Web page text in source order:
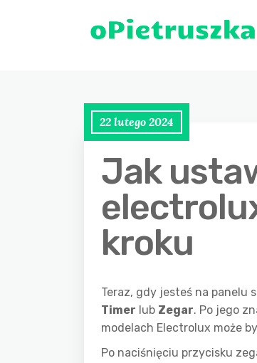
22 lutego 2024
Jak
kroku
Teraz, gdy jesteś na panelu
Timer lub Zegar. Po jego
modelach Electrolux może
Po naciśnięciu przycisku